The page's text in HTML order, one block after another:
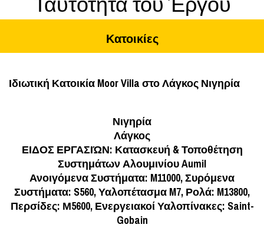
Κατοικίες
Ιδιωτική Κατοικία Moor Villa στο Λάγκος Νιγηρία
Νιγηρία
Λάγκος
ΕΙΔΟΣ ΕΡΓΑΣΙΏΝ: Κατασκευή & Τοποθέτηση
Συστημάτων Αλουμινίου Aumil
Ανοιγόμενα Συστήματα: M11000, Συρόμενα
Συστήματα: S560, Υαλοπέτασμα M7, Ρολά: M13800,
Περσίδες: Μ5600, Ενεργειακοί Υαλοπίνακες: Saint-
Gobain